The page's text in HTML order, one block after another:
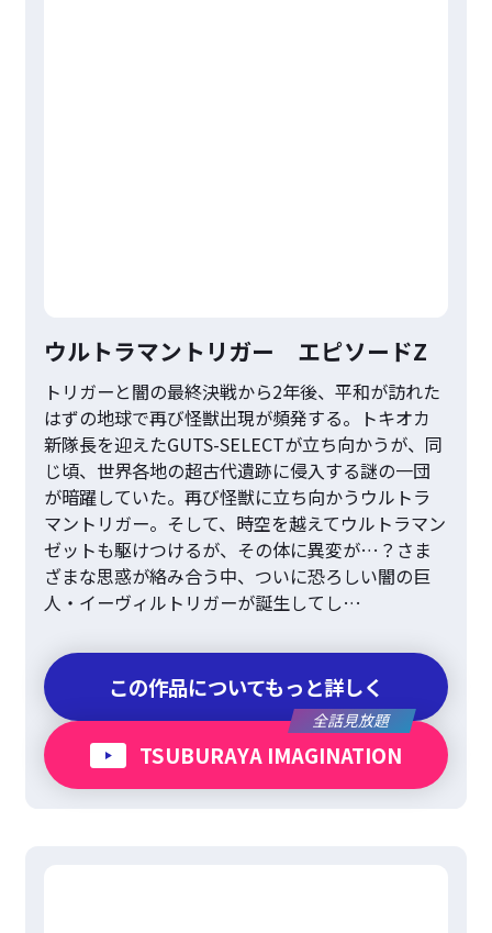
ウルトラマントリガー エピソードZ
トリガーと闇の最終決戦から2年後、平和が訪れた
はずの地球で再び怪獣出現が頻発する。トキオカ
新隊長を迎えたGUTS-SELECTが立ち向かうが、同
じ頃、世界各地の超古代遺跡に侵入する謎の一団
が暗躍していた。再び怪獣に立ち向かうウルトラ
マントリガー。そして、時空を越えてウルトラマン
ゼットも駆けつけるが、その体に異変が…？さま
ざまな思惑が絡み合う中、ついに恐ろしい闇の巨
人・イーヴィルトリガーが誕生してし…
この作品についてもっと詳しく
全話見放題
TSUBURAYA IMAGINATION